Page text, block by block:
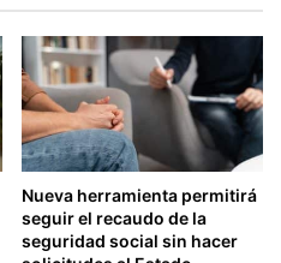
Nueva herramienta permitirá
seguir el recaudo de la
seguridad social sin hacer